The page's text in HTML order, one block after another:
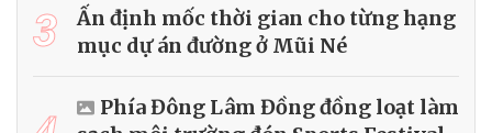
3
Ấn định mốc thời gian cho từng hạng
mục dự án đường ở Mũi Né
Phía Đông Lâm Đồng đồng loạt làm